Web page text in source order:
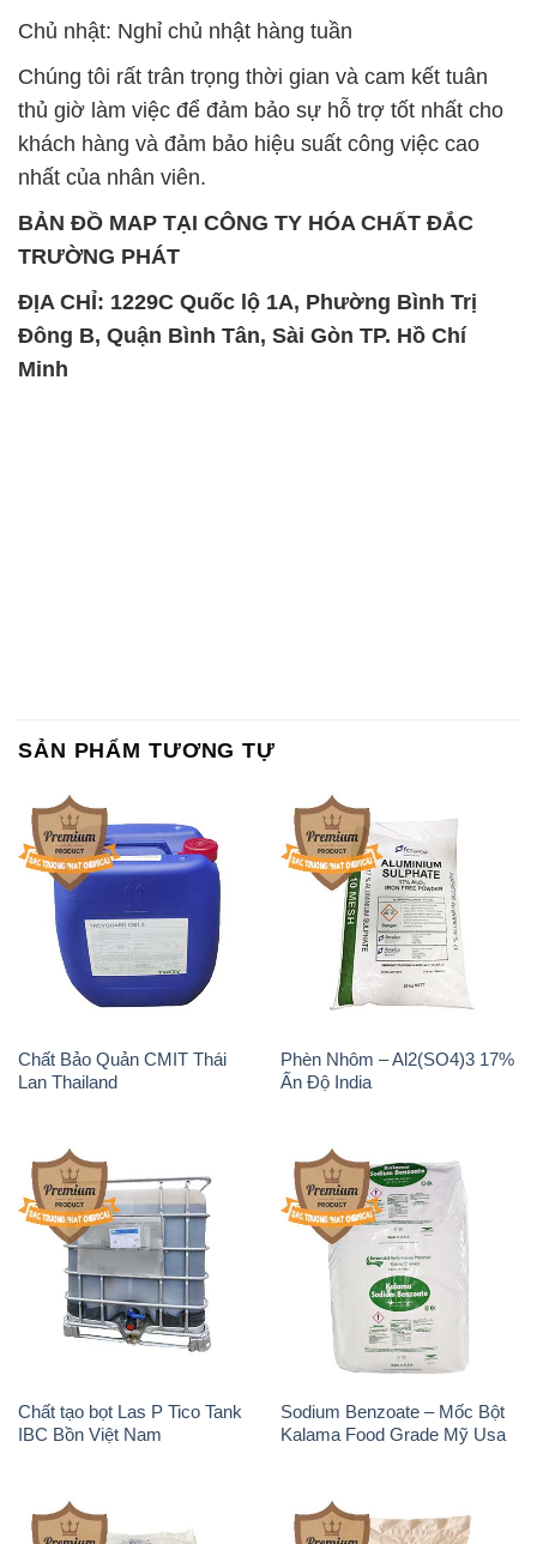
Chủ nhật: Nghỉ chủ nhật hàng tuần
Chúng tôi rất trân trọng thời gian và cam kết tuân
thủ giờ làm việc để đảm bảo sự hỗ trợ tốt nhất cho
khách hàng và đảm bảo hiệu suất công việc cao
nhất của nhân viên.
BẢN ĐỒ MAP TẠI CÔNG TY HÓA CHẤT ĐẮC
TRƯỜNG PHÁT
ĐỊA CHỈ: 1229C Quốc lộ 1A, Phường Bình Trị
Đông B, Quận Bình Tân, Sài Gòn TP. Hồ Chí
Minh
SẢN PHẨM TƯƠNG TỰ
Chất Bảo Quản CMIT Thái
Lan Thailand
Phèn Nhôm – Al2(SO4)3 17%
Ấn Độ India
Chất tạo bọt Las P Tico Tank
IBC Bồn Việt Nam
Sodium Benzoate – Mốc Bột
Kalama Food Grade Mỹ Usa